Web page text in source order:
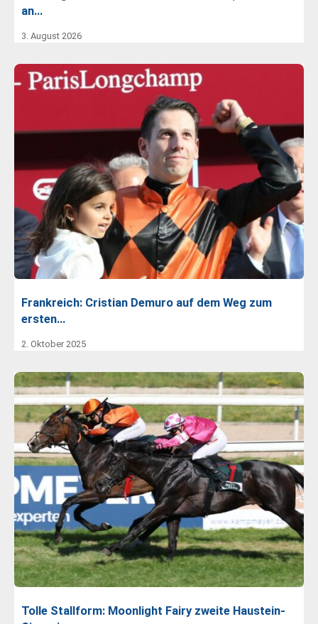
an…
3. August 2026
Frankreich: Cristian Demuro auf dem Weg zum
ersten…
2. Oktober 2025
Tolle Stallform: Moonlight Fairy zweite Haustein-